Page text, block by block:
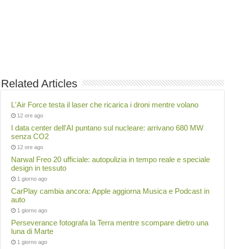
Related Articles
L'Air Force testa il laser che ricarica i droni mentre volano
12 ore ago
I data center dell'AI puntano sul nucleare: arrivano 680 MW
senza CO2
12 ore ago
Narwal Freo 20 ufficiale: autopulizia in tempo reale e speciale
design in tessuto
1 giorno ago
CarPlay cambia ancora: Apple aggiorna Musica e Podcast in
auto
1 giorno ago
Perseverance fotografa la Terra mentre scompare dietro una
luna di Marte
1 giorno ago